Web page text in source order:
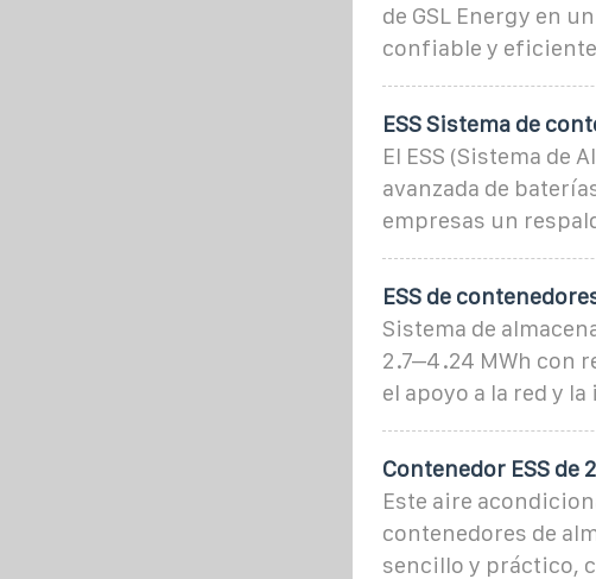
de GSL Energy en
confiable y
ESS Sistema de
El ESS (Sistema de
avanzada de
empresas un
ESS de
Sistema de
2.7–4.24 MWh con
el apoyo a la red y
Contenedor ESS de
Este aire
contenedores de
sencillo y práctico,